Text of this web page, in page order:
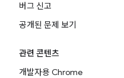
버그 신고
공개된 문제 보기
관련 콘텐츠
개발자용 Chrome